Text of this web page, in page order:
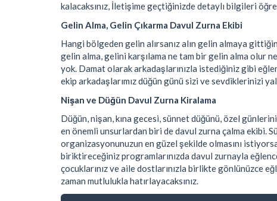
kalacaksınız, İletişime geçtiğinizde detaylı bilgileri
Gelin Alma, Gelin Çıkarma Davul Zurna Ekibi
Hangi bölgeden gelin alırsanız alın gelin almaya
gelin alma, gelini karşılama ne tam bir gelin alma olur
yok. Damat olarak arkadaşlarınızla istediğiniz gibi
ekip arkadaşlarımız düğün günü sizi ve sevdiklerinizi
Nişan ve Düğün Davul Zurna Kiralama
Düğün, nişan, kına gecesi, sünnet düğünü, özel
en önemli unsurlardan biri de davul zurna çalma ekibi.
organizasyonunuzun en güzel şekilde olmasını
biriktireceğiniz programlarınızda davul zurnayla
çocuklarınız ve aile dostlarınızla birlikte gönlünüzce
zaman mutlulukla hatırlayacaksınız.